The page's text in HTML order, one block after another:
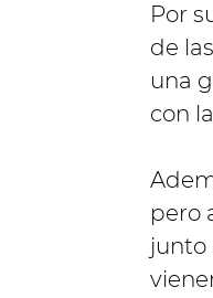
Por
de
una
con
pero
junto